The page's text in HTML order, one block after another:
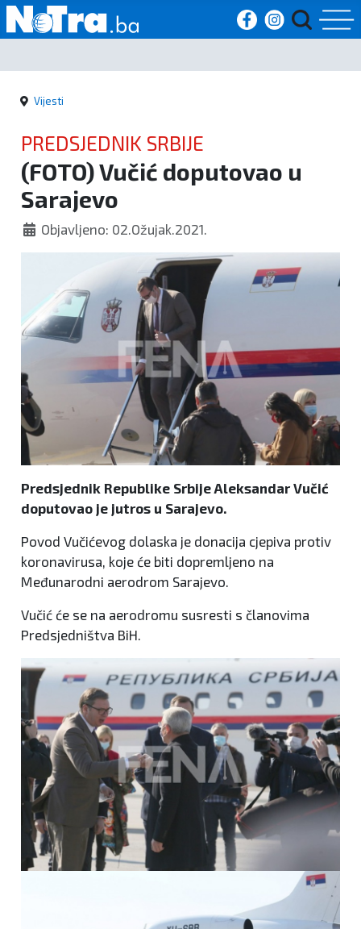
Početna
Vijesti
Sport
Kultura
Crna
Politika
Zanimljivosti
Vijesti
PREDSJEDNIK SRBIJE
(FOTO) Vučić doputovao u
Sarajevo
Objavljeno: 02.Ožujak.2021.
Predsjednik Republike Srbije Aleksandar Vučić
doputovao je jutros u Sarajevo.
Povod Vučićevog dolaska je donacija cjepiva protiv
koronavirusa, koje će biti dopremljeno na
Međunarodni aerodrom Sarajevo.
Vučić će se na aerodromu susresti s članovima
Predsjedništva BiH.